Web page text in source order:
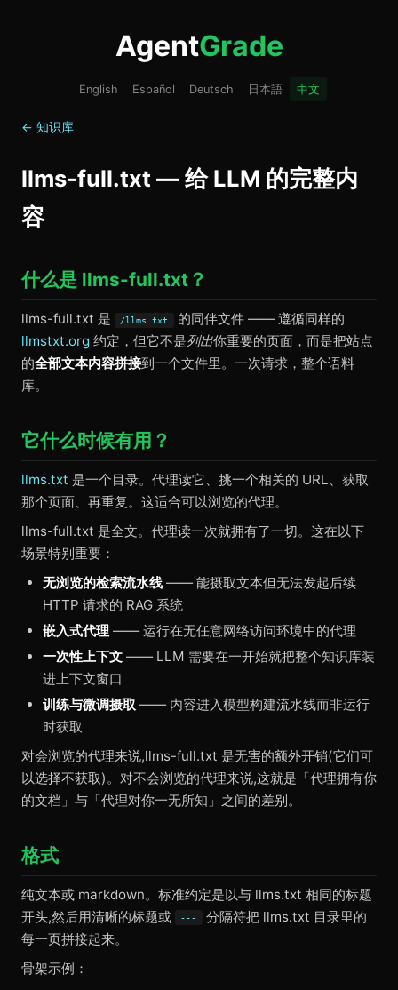
AgentGrade
English Español Deutsch 日本語 中文
← 知识库
llms-full.txt — 给 LLM 的完整内
容
什么是 llms-full.txt？
llms-full.txt 是 /llms.txt
的同伴文件 —— 遵循同样的
llmstxt.org 约定，但它不是列出你重要的页面，而是把站点
的全部文本内容拼接到一个文件里。一次请求，整个语料
库。
它什么时候有用？
llms.txt 是一个目录。代理读它、挑一个相关的 URL、获取
那个页面、再重复。这适合可以浏览的代理。
llms-full.txt 是全文。代理读一次就拥有了一切。这在以下
场景特别重要：
无浏览的检索流水线 —— 能摄取文本但无法发起后续
HTTP 请求的 RAG 系统
嵌入式代理 —— 运行在无任意网络访问环境中的代理
一次性上下文 —— LLM 需要在一开始就把整个知识库装
进上下文窗口
训练与微调摄取 —— 内容进入模型构建流水线而非运行
时获取
对会浏览的代理来说,llms-full.txt 是无害的额外开销(它们可
以选择不获取)。对不会浏览的代理来说,这就是「代理拥有你
的文档」与「代理对你一无所知」之间的差别。
格式
纯文本或 markdown。标准约定是以与 llms.txt 相同的标题
开头,然后用清晰的标题或
---
分隔符把 llms.txt 目录里的
每一页拼接起来。
骨架示例：